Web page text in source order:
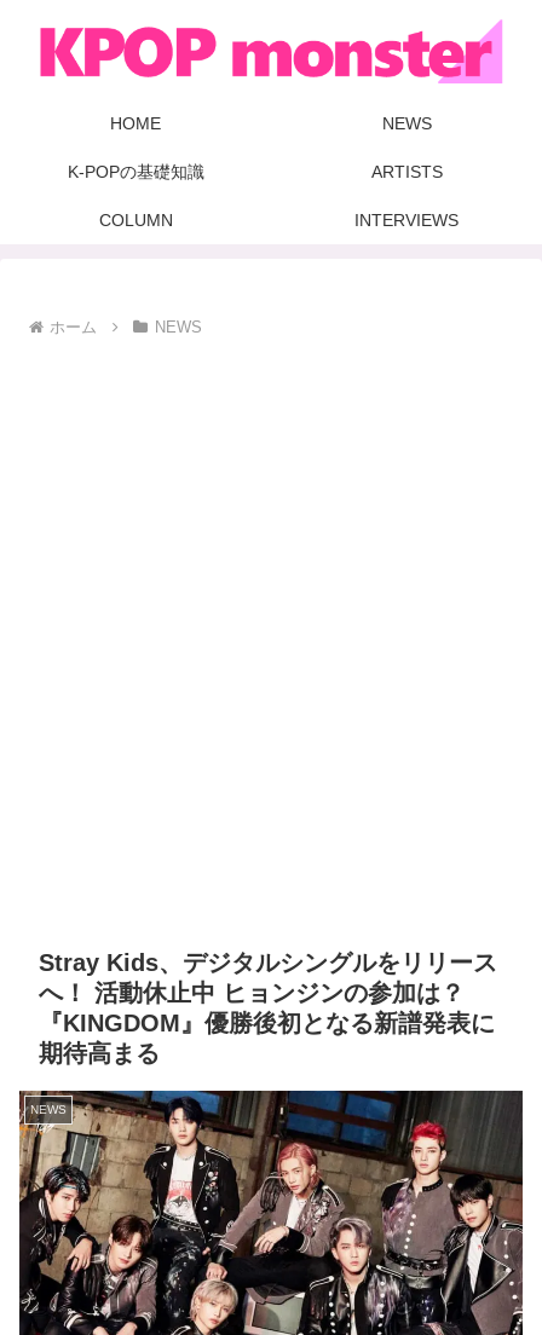
HOME NEWS
K-POPの基礎知識 ARTISTS
COLUMN INTERVIEWS
ホーム NEWS
Stray Kids、デジタルシングルをリリース
へ！ 活動休止中 ヒョンジンの参加は？
『KINGDOM』優勝後初となる新譜発表に
期待高まる
NEWS